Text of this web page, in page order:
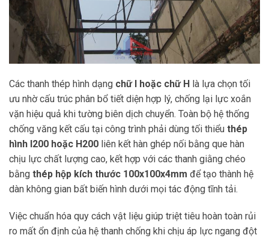
Các thanh thép hình dạng chữ I hoặc chữ H là lựa chọn tối
ưu nhờ cấu trúc phân bổ tiết diện hợp lý, chống lại lực xoắn
vặn hiệu quả khi tường biên dịch chuyển. Toàn bộ hệ thống
chống văng kết cấu tại công trình phải dùng tối thiểu thép
hình I200 hoặc H200 liên kết hàn ghép nối bằng que hàn
chịu lực chất lượng cao, kết hợp với các thanh giằng chéo
bằng thép hộp kích thước 100x100x4mm để tạo thành hệ
dàn không gian bất biến hình dưới mọi tác động tĩnh tải.
Việc chuẩn hóa quy cách vật liệu giúp triệt tiêu hoàn toàn rủi
ro mất ổn định của hệ thanh chống khi chịu áp lực ngang đột